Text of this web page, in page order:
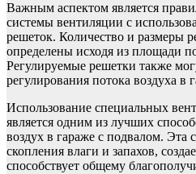
Важным аспектом является
системы вентиляции с
решеток. Количество и размеры
определены исходя из площади
Регулируемые решетки также
регулирования потока воздуха в
Использование специальных
является одним из лучших
воздух в гараже с подвалом. Эта
скопления влаги и запахов,
способствует общему